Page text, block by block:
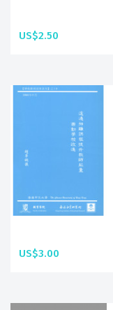
US$2.50
US$3.00